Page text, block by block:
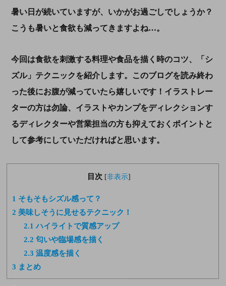
暑い日が続いていますが、いかがお過ごしでしょうか？
こうも暑いと食欲も減ってきますよね…。
今回は食欲を刺激する料理や食品を描く時のコツ、「シ
ズル」テクニックを紹介します。このブログを読み終わ
った後にお腹が減っていたら嬉しいです！イラストレー
ターの方は勿論、イラストやカンプをディレクションす
るディレクターや営業担当の方も抑えておくポイントと
して参考にしていただければと思います。
目次 [非表示]
1 そもそもシズル感って？
2 美味しそうに見せるテクニック！
2.1 ハイライトで質感アップ
2.2 匂いや臨場感を描く
2.3 温度感を描く
3 まとめ